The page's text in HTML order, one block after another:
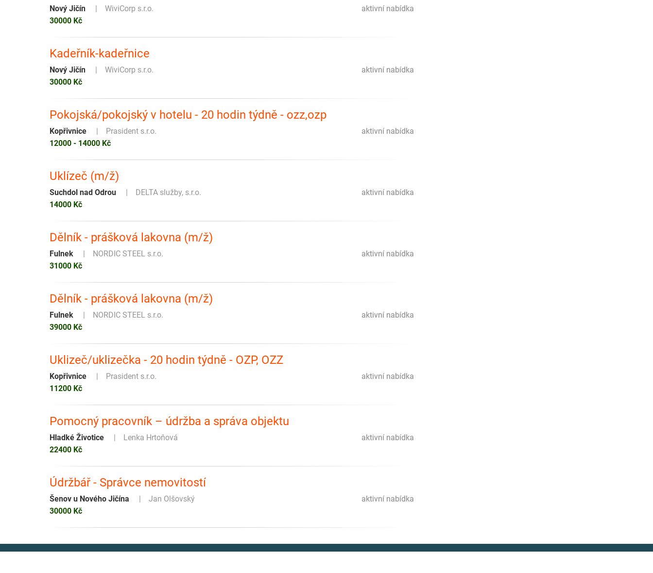
aktivní nabídka
Nový Jičín
WiviCorp s.r.o.
30000 Kč
Kadeřník-kadeřnice
aktivní nabídka
Nový Jičín
WiviCorp s.r.o.
30000 Kč
Pokojská/pokojský v hotelu - 20 hodin týdně - ozz,ozp
aktivní nabídka
Kopřivnice
Prasident s.r.o.
12000 - 14000 Kč
Uklízeč (m/ž)
aktivní nabídka
Suchdol nad Odrou
DELTA služby, s.r.o.
14000 Kč
Dělník - prášková lakovna (m/ž)
aktivní nabídka
Fulnek
NORDIC STEEL s.r.o.
31000 Kč
Dělník - prášková lakovna (m/ž)
aktivní nabídka
Fulnek
NORDIC STEEL s.r.o.
39000 Kč
Uklizeč/uklizečka - 20 hodin týdně - OZP, OZZ
aktivní nabídka
Kopřivnice
Prasident s.r.o.
11200 Kč
Pomocný pracovník – údržba a správa objektu
aktivní nabídka
Hladké Životice
Lenka Hrtoňová
22400 Kč
Údržbář - Správce nemovitostí
aktivní nabídka
Šenov u Nového Jičína
Jan Olšovský
30000 Kč